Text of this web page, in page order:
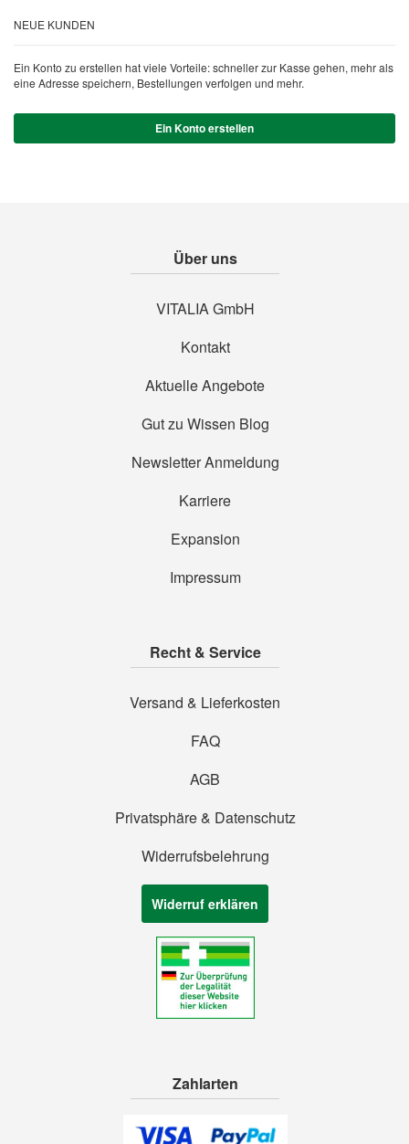
NEUE KUNDEN
Ein Konto zu erstellen hat viele Vorteile: schneller zur Kasse gehen, mehr als
eine Adresse speichern, Bestellungen verfolgen und mehr.
Ein Konto erstellen
Über uns
VITALIA GmbH
Kontakt
Aktuelle Angebote
Gut zu Wissen Blog
Newsletter Anmeldung
Karriere
Expansion
Impressum
Recht & Service
Versand & Lieferkosten
FAQ
AGB
Privatsphäre & Datenschutz
Widerrufsbelehrung
Widerruf erklären
Zahlarten